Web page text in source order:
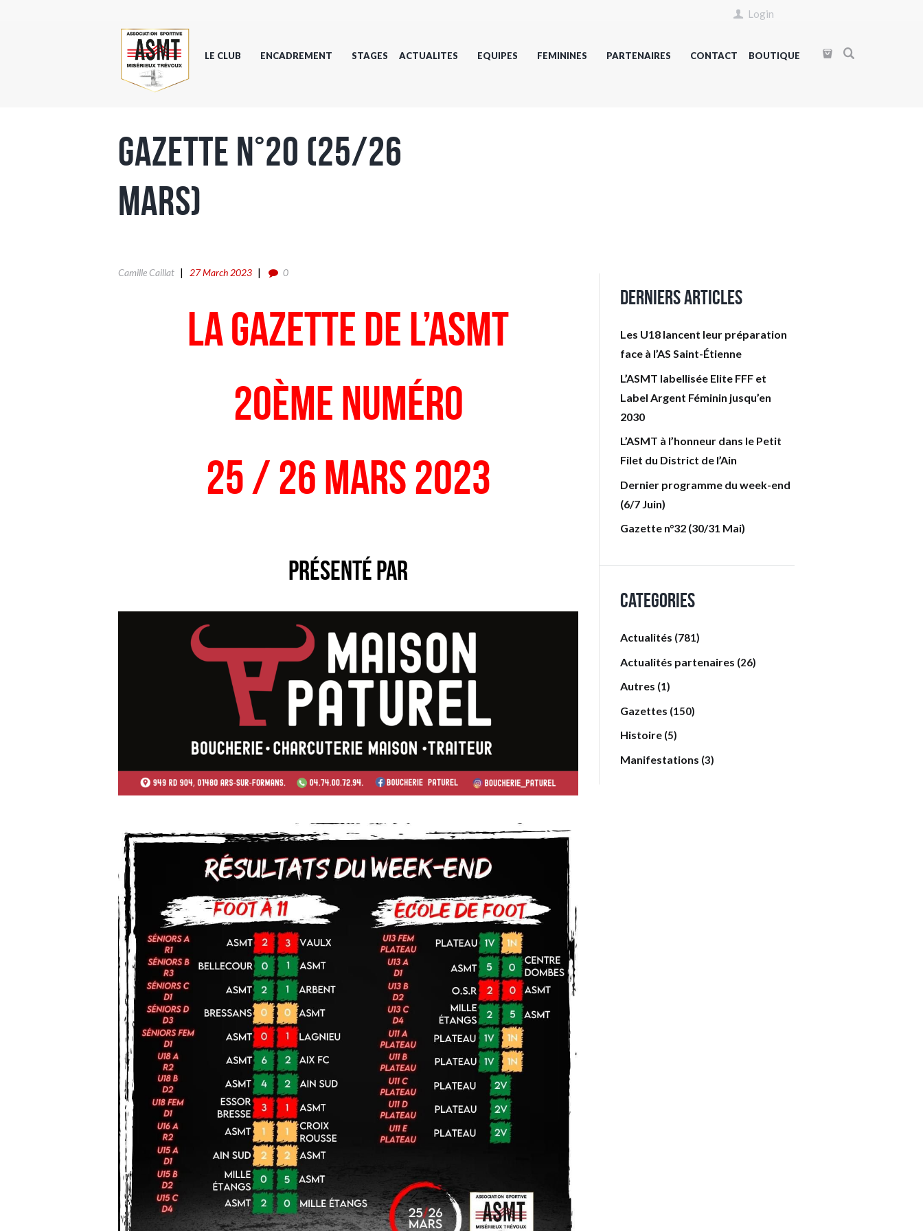
Login
LE CLUB ENCADREMENT STAGES ACTUALITES EQUIPES FEMININES PARTENAIRES CONTACT BOUTIQUE
Gazette n°20 (25/26
Mars)
Camille Caillat 27 March 2023 0
La gazette de l’ASMT
20ème numéro
25 / 26 Mars 2023
Présenté par
Derniers articles
Les U18 lancent leur préparation
face à l’AS Saint-Étienne
L’ASMT labellisée Elite FFF et
Label Argent Féminin jusqu’en
2030
L’ASMT à l’honneur dans le Petit
Filet du District de l’Ain
Dernier programme du week-end
(6/7 Juin)
Gazette n°32 (30/31 Mai)
Categories
Actualités (781)
Actualités partenaires (26)
Autres (1)
Gazettes (150)
Histoire (5)
Manifestations (3)